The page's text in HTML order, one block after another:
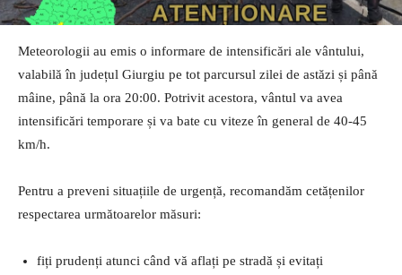
Meteorologii au emis o informare de intensificări ale vântului,
valabilă în județul Giurgiu pe tot parcursul zilei de astăzi și până
mâine, până la ora 20:00. Potrivit acestora, vântul va avea
intensificări temporare și va bate cu viteze în general de 40-45
km/h.
Pentru a preveni situațiile de urgență, recomandăm cetățenilor
respectarea următoarelor măsuri:
fiți prudenți atunci când vă aflați pe stradă și evitați